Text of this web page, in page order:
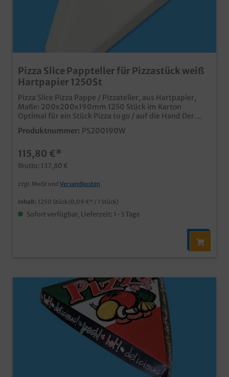
Pizza Slice Pappteller für Pizzastück weiß
Hartpapier 1250St
Pizza Slice Pizza Pappe / Pizzateller, aus Hartpapier,
Maße: 200x200x190mm 1250 Stück im Karton
Optimal für ein Stück Pizza to go / auf die Hand Der
Pizza Slice im neutralen Weißbiologisch abbaubar, da
unbeschichtetes Papier europäische Produktion für
25.000 Stück in Ihrem eigenen Design bedruckbar
Produktnummer: PS200190W
115,80 €*
Brutto: 137,80 €
zzgl. MwSt und Versandkosten
Inhalt: 1250 Stück (0,09 €* / 1 Stück)
Sofort verfügbar, Lieferzeit: 1-3 Tage